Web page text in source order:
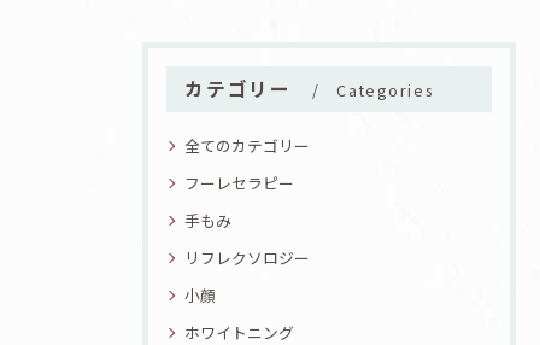
カテゴリー Categories
全てのカテゴリー
フーレセラピー
手もみ
リフレクソロジー
小顔
ホワイトニング